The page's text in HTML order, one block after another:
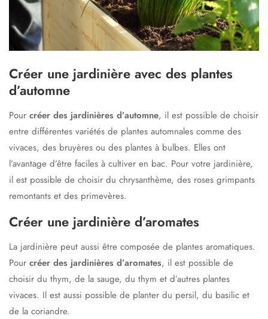
Créer une jardinière avec des plantes
d’automne
Pour créer des jardinières d’automne, il est possible de choisir
entre différentes variétés de plantes automnales comme des
vivaces, des bruyères ou des plantes à bulbes. Elles ont
l’avantage d’être faciles à cultiver en bac. Pour votre jardinière,
il est possible de choisir du chrysanthème, des roses grimpants
remontants et des primevères.
Créer une jardinière d’aromates
La jardinière peut aussi être composée de plantes aromatiques.
Pour créer des jardinières d’aromates, il est possible de
choisir du thym, de la sauge, du thym et d’autres plantes
vivaces. Il est aussi possible de planter du persil, du basilic et
de la coriandre.